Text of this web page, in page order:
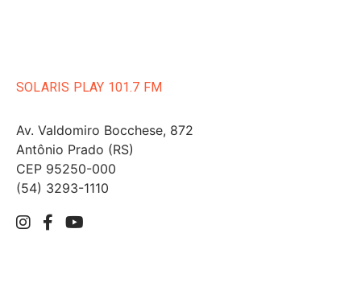
SOLARIS PLAY 101.7 FM
Av. Valdomiro Bocchese, 872
Antônio Prado (RS)
CEP 95250-000
(54) 3293-1110